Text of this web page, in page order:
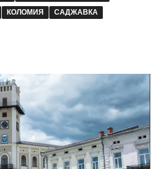
КОЛОМИЯ САДЖАВКА